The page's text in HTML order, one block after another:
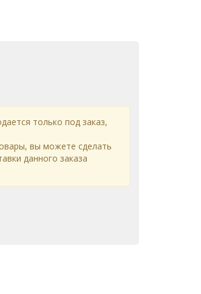
только под заказ,
вы можете сделать
данного заказа